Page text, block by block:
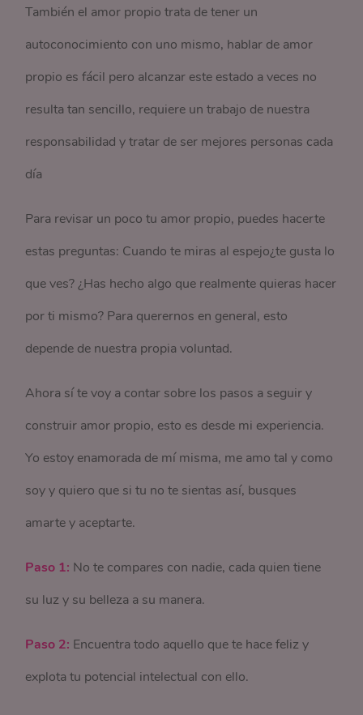
También el amor propio trata de tener un
autoconocimiento con uno mismo, hablar de amor
propio es fácil pero alcanzar este estado a veces no
resulta tan sencillo, requiere un trabajo de nuestra
responsabilidad y tratar de ser mejores personas cada
día
Para revisar un poco tu amor propio, puedes hacerte
estas preguntas: Cuando te miras al espejo¿te gusta lo
que ves? ¿Has hecho algo que realmente quieras hacer
por ti mismo? Para querernos en general, esto
depende de nuestra propia voluntad.
Ahora sí te voy a contar sobre los pasos a seguir y
construir amor propio, esto es desde mi experiencia.
Yo estoy enamorada de mí misma, me amo tal y como
soy y quiero que si tu no te sientas así, busques
amarte y aceptarte.
Paso 1: No te compares con nadie, cada quien tiene
su luz y su belleza a su manera.
Paso 2: Encuentra todo aquello que te hace feliz y
explota tu potencial intelectual con ello.